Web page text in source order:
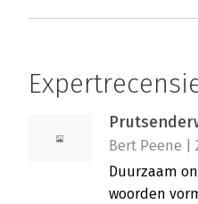
Bert Peene |
Duurzaam
woorden